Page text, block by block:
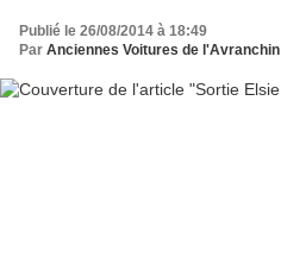
Publié le 26/08/2014 à 18:49
Par Anciennes Voitures de l'Avranchin